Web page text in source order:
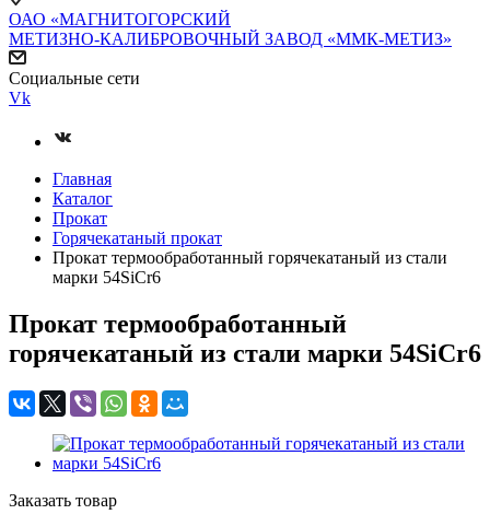
ОАО «МАГНИТОГОРСКИЙ
МЕТИЗНО-КАЛИБРОВОЧНЫЙ ЗАВОД «ММК-МЕТИЗ»
Социальные сети
Vk
Главная
Каталог
Прокат
Горячекатаный прокат
Прокат термообработанный горячекатаный из стали
марки 54SiCr6
Прокат термообработанный
горячекатаный из стали марки 54SiCr6
Заказать товар